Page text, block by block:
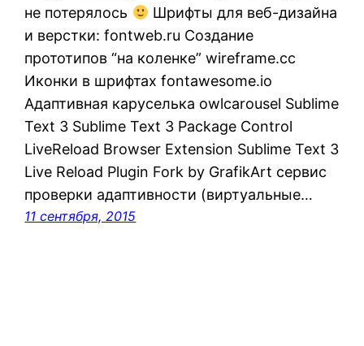
не потерялось
Шрифты для веб-дизайна
и верстки: fontweb.ru Создание
прототипов “на коленке” wireframe.cc
Иконки в шрифтах fontawesome.io
Адаптивная каруселька owlcarousel Sublime
Text 3 Sublime Text 3 Package Control
LiveReload Browser Extension Sublime Text 3
Live Reload Plugin Fork by GrafikArt сервис
проверки адаптивности (виртуальные…
11 сентября, 2015